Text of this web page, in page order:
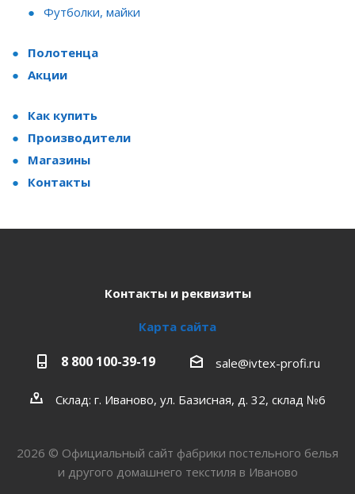
Футболки, майки
Полотенца
Акции
Как купить
Производители
Магазины
Контакты
Контакты и реквизиты
Карта сайта
8 800 100-39-19 sale@ivtex-profi.ru
Склад: г. Иваново, ул. Базисная, д. 32, склад №6
2026 © Официальный сайт фабрики постельного белья
и другого домашнего текстиля в Иваново